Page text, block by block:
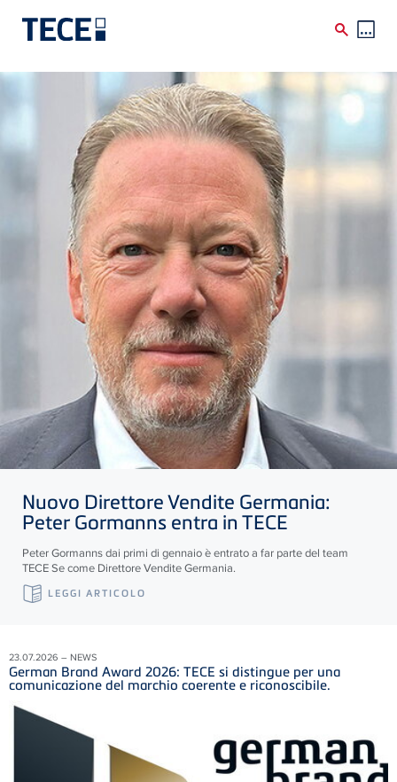
Skip to main content
Nuovo Direttore Vendite Germania:
Peter Gormanns entra inTECE
Peter Gormanns dai primi di gennaio è entrato a far parte del team
TECESe come Direttore Vendite Germania.
LEGGI ARTICOLO
23.07.2026 – NEWS
German Brand Award 2026: TECE si distingue per una
comunicazione del marchio coerente e riconoscibile.